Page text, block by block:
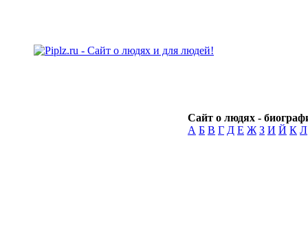
Сайт о людях -
А Б В Г Д Е Ж З И Й К Л